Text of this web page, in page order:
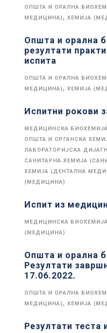
ОПШТА И ОРАЛНА
МЕДИЦИНА), ХЕМИЈА
Општа и орална
резултати
испита
ОПШТА И ОРАЛНА
МЕДИЦИНА), ХЕМИЈА
Испитни рокови
МЕДИЦИНСКА
ОПШТА И ОРГАНСКА
ЛАБОРАТОРИЈСКА
САНИТАРНА ХЕМИЈА
ХЕМИЈА (ДЕНТАЛНА
(МЕДИЦИНА)
Испит из
МЕДИЦИНСКА
(МЕДИЦИНА)
Општа и орална
Резултати
17.06.2022.
ОПШТА И ОРАЛНА
МЕДИЦИНА), ХЕМИЈА
Резултати теста